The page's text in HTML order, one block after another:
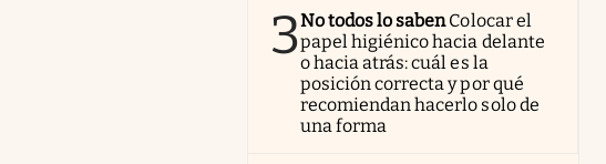
3No todos lo sabenColocar el
papel higiénico hacia delante
o hacia atrás: cuál es la
posición correcta y por qué
recomiendan hacerlo solo de
una forma